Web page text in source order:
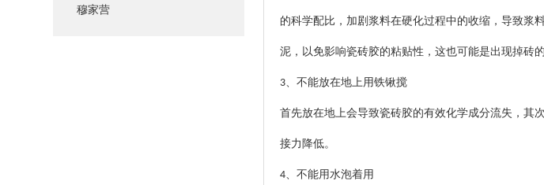
穆家营
的科学配比，加剧浆料在硬化过程中的收缩，导致浆
泥，以免影响瓷砖胶的粘贴性，这也可能是出现掉砖的
3、不能放在地上用铁锹搅
首先放在地上会导致瓷砖胶的有效化学成分流失，其
接力降低。
4、不能用水泡着用